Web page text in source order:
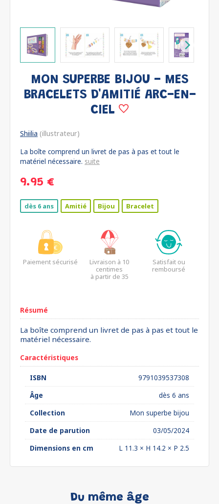
MON SUPERBE BIJOU - MES
BRACELETS D'AMITIÉ ARC-EN-
CIEL
Shiilia (illustrateur)
La boîte comprend un livret de pas à pas et tout le
matériel nécessaire. suite
9.95 €
dès 6 ans Amitié Bijou Bracelet
Paiement sécurisé
Livraison à 10
centimes
à partir de 35
Satisfait ou
remboursé
Résumé
La boîte comprend un livret de pas à pas et tout le
matériel nécessaire.
Caractéristiques
ISBN
9791039537308
Âge
dès 6 ans
Collection
Mon superbe bijou
Date de parution
03/05/2024
Dimensions en cm
L 11.3 × H 14.2 × P 2.5
Du même âge